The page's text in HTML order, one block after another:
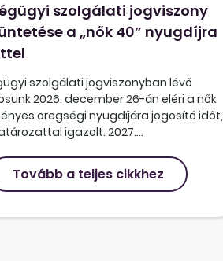
szolgálati jogviszony
a „nők 40” nyugdíjra
szolgálati jogviszonyban lévő
2026. december 26-án eléri a nők
öregségi nyugdíjára jogosító időt,
igazolt. 2027....
Tovább a teljes cikkhez